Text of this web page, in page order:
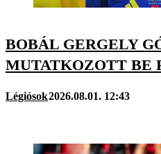
BOBÁL GERGELY
MUTATKOZOTT BE
Légiósok2026.08.01. 12:43